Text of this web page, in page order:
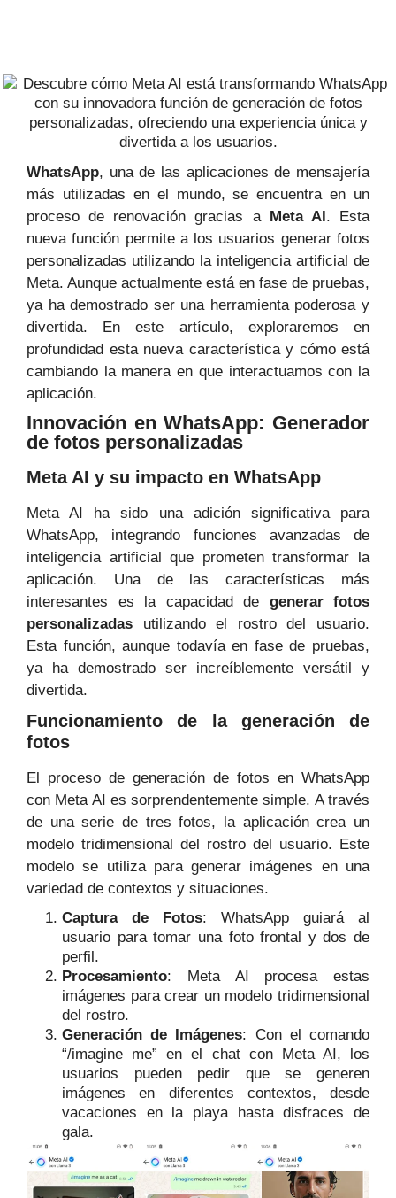
WhatsApp, una de las aplicaciones de mensajería
más utilizadas en el mundo, se encuentra en un
proceso de renovación gracias a
Meta AI . Esta
nueva función permite a los usuarios generar fotos
personalizadas utilizando la inteligencia artificial de
Meta. Aunque actualmente está en fase de pruebas,
ya ha demostrado ser una herramienta poderosa y
divertida. En este artículo, exploraremos en
profundidad esta nueva característica y cómo está
cambiando la manera en que interactuamos con la
aplicación.
Innovación en WhatsApp: Generador
de fotos personalizadas
Meta AI y su impacto en WhatsApp
Meta AI ha sido una adición significativa para
WhatsApp, integrando funciones avanzadas de
inteligencia artificial que prometen transformar la
aplicación. Una de las características más
interesantes es la capacidad de generar fotos
personalizadas utilizando el rostro del usuario.
Esta función, aunque todavía en fase de pruebas,
ya ha demostrado ser increíblemente versátil y
divertida.
Funcionamiento de la generación de
fotos
El proceso de generación de fotos en WhatsApp
con Meta AI es sorprendentemente simple. A través
de una serie de tres fotos, la aplicación crea un
modelo tridimensional del rostro del usuario. Este
modelo se utiliza para generar imágenes en una
variedad de contextos y situaciones.
Captura de Fotos: WhatsApp guiará al
usuario para tomar una foto frontal y dos de
perfil.
Procesamiento: Meta AI procesa estas
imágenes para crear un modelo tridimensional
del rostro.
Generación de Imágenes: Con el comando
“/imagine me” en el chat con Meta AI, los
usuarios pueden pedir que se generen
imágenes en diferentes contextos, desde
vacaciones en la playa hasta disfraces de
gala.